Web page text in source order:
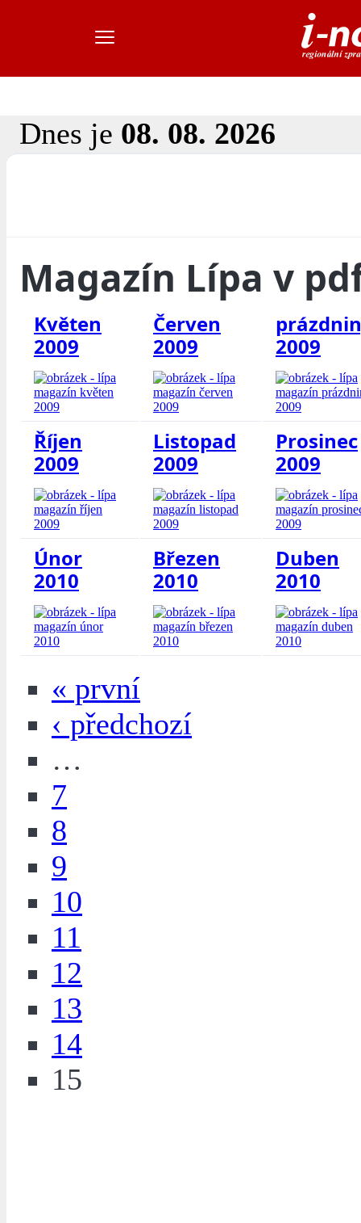
Dnes je 08. 08. 2026
Magazín Lípa v
Květen
2009
Červen
2009
2009
Říjen
2009
Listopad
2009
Prosinec
2009
Únor
2010
Březen
2010
Duben
2010
« první
‹ předchozí
…
7
8
9
10
11
12
13
14
15